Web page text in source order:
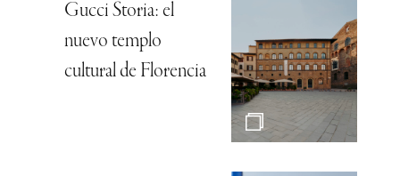
Gucci Storia: el
nuevo templo
cultural de Florencia